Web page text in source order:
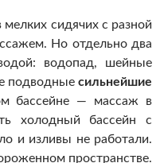
мелких сидячих с разной
Но отдельно два
водопад, шейные
подводные сильнейшие
бассейне — массаж в
холодный бассейн с
и изливы не работали.
пространстве.